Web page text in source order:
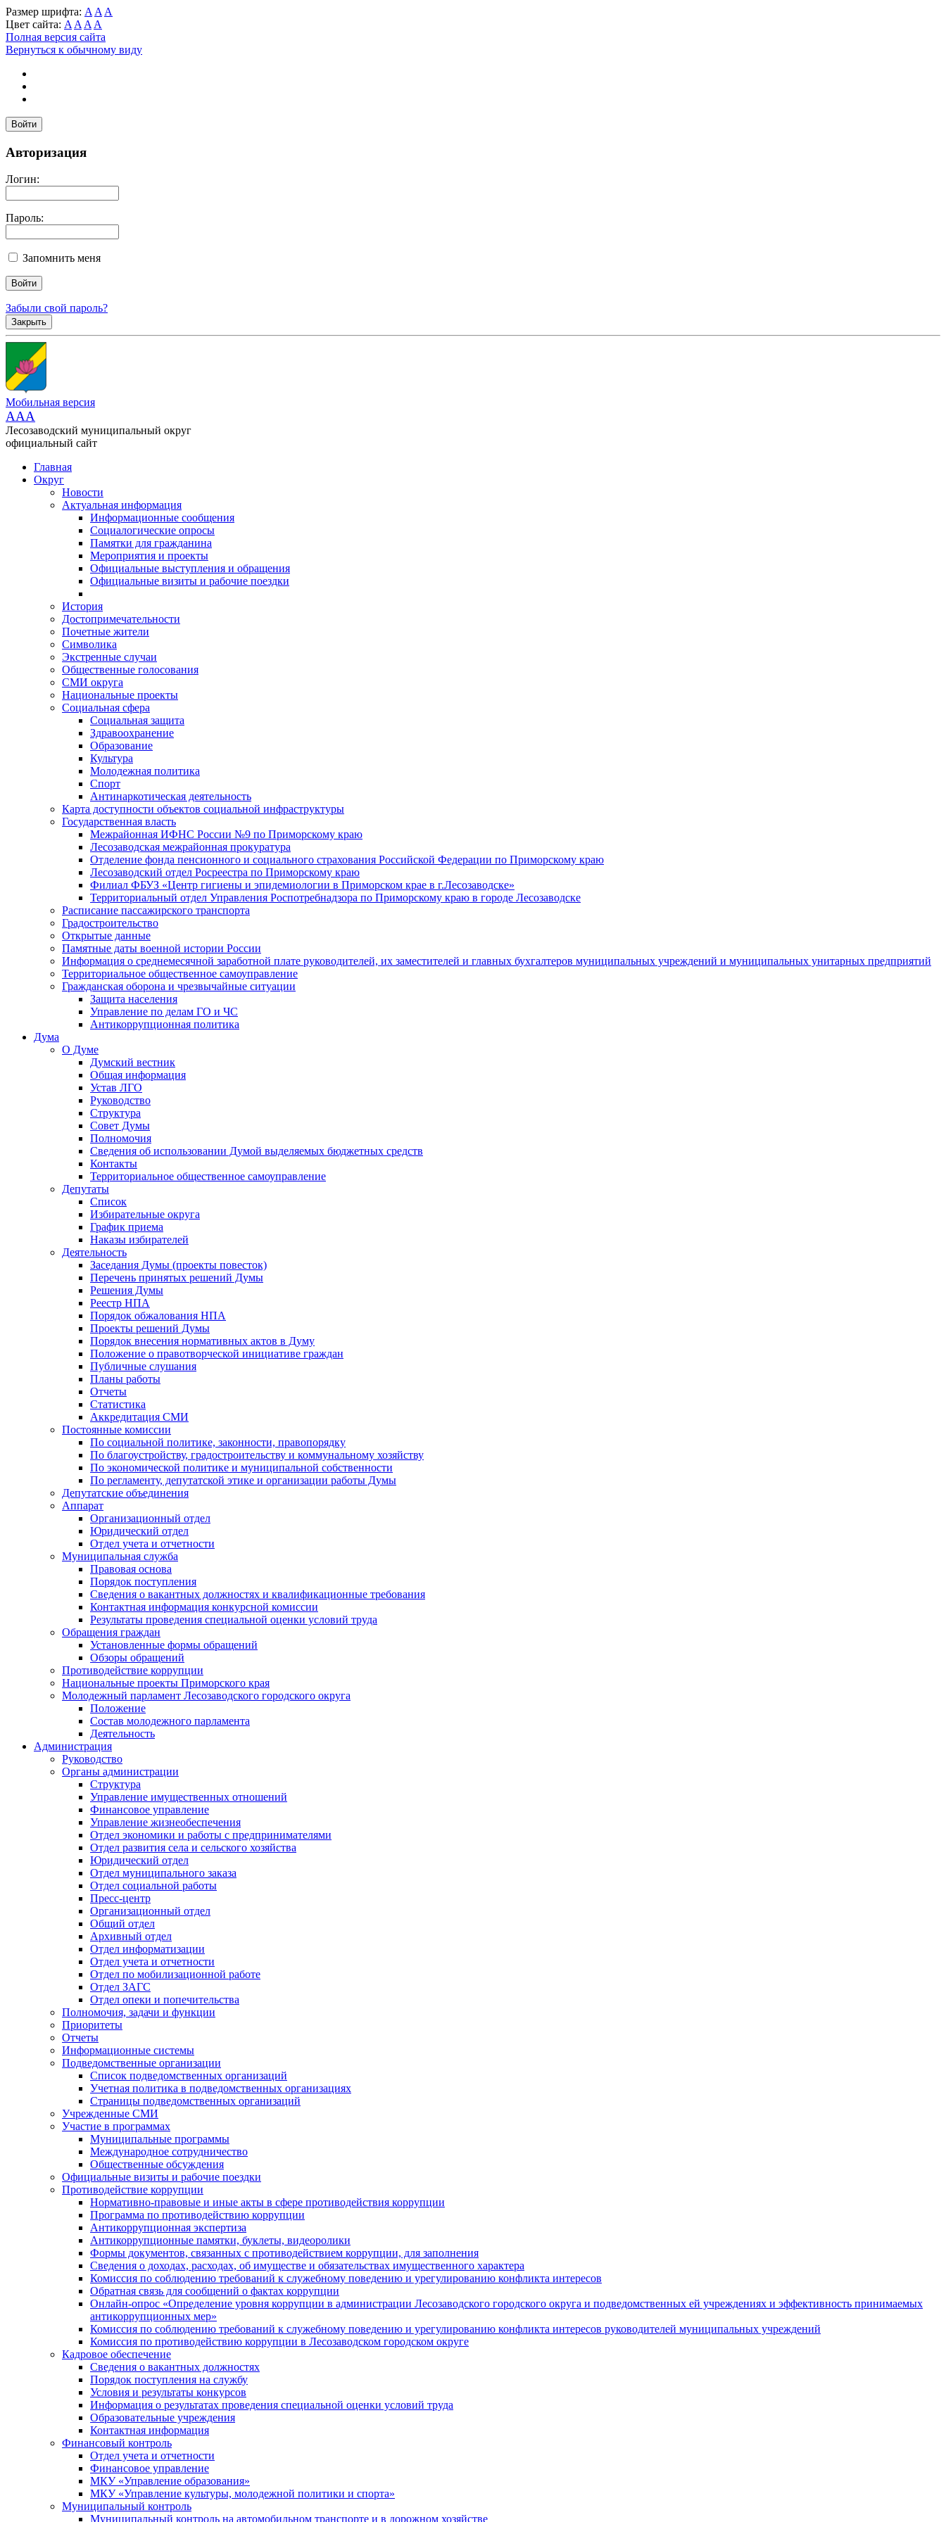
Размер шрифта: A A A
Цвет сайта: A A A A
Полная версия сайта
Вернуться к обычному виду
Войти
Авторизация
Логин:
Пароль:
Запомнить меня
Забыли свой пароль?
Закрыть
Мобильная версия
AAA
Лесозаводский муниципальный округ
официальный сайт
Главная
Округ
Новости
Актуальная информация
Информационные сообщения
Социалогические опросы
Памятки для гражданина
Мероприятия и проекты
Официальные выступления и обращения
Официальные визиты и рабочие поездки
История
Достопримечательности
Почетные жители
Символика
Экстренные случаи
Общественные голосования
СМИ округа
Национальные проекты
Социальная сфера
Социальная защита
Здравоохранение
Образование
Культура
Молодежная политика
Спорт
Антинаркотическая деятельность
Карта доступности объектов социальной инфраструктуры
Государственная власть
Межрайонная ИФНС России №9 по Приморскому краю
Лесозаводская межрайонная прокуратура
Отделение фонда пенсионного и социального страхования Российской Федерации по Приморскому краю
Лесозаводский отдел Росреестра по Приморскому краю
Филиал ФБУЗ «Центр гигиены и эпидемиологии в Приморском крае в г.Лесозаводске»
Территориальный отдел Управления Роспотребнадзора по Приморскому краю в городе Лесозаводске
Расписание пассажирского транспорта
Градостроительство
Открытые данные
Памятные даты военной истории России
Информация о среднемесячной заработной плате руководителей, их заместителей и главных бухгалтеров муниципальных учреждений и муниципальных унитарных предприятий
Территориальное общественное самоуправление
Гражданская оборона и чрезвычайные ситуации
Защита населения
Управление по делам ГО и ЧС
Антикоррупционная политика
Дума
О Думе
Думский вестник
Общая информация
Устав ЛГО
Руководство
Структура
Совет Думы
Полномочия
Сведения об использовании Думой выделяемых бюджетных средств
Контакты
Территориальное общественное самоуправление
Депутаты
Список
Избирательные округа
График приема
Наказы избирателей
Деятельность
Заседания Думы (проекты повесток)
Перечень принятых решений Думы
Решения Думы
Реестр НПА
Порядок обжалования НПА
Проекты решений Думы
Порядок внесения нормативных актов в Думу
Положение о правотворческой инициативе граждан
Публичные слушания
Планы работы
Отчеты
Статистика
Аккредитация СМИ
Постоянные комиссии
По социальной политике, законности, правопорядку
По благоустройству, градостроительству и коммунальному хозяйству
По экономической политике и муниципальной собственности
По регламенту, депутатской этике и организации работы Думы
Депутатские объединения
Аппарат
Организационный отдел
Юридический отдел
Отдел учета и отчетности
Муниципальная служба
Правовая основа
Порядок поступления
Сведения о вакантных должностях и квалификационные требования
Контактная информация конкурсной комиссии
Результаты проведения специальной оценки условий труда
Обращения граждан
Установленные формы обращений
Обзоры обращений
Противодействие коррупции
Национальные проекты Приморского края
Молодежный парламент Лесозаводского городского округа
Положение
Состав молодежного парламента
Деятельность
Администрация
Руководство
Органы администрации
Структура
Управление имущественных отношений
Финансовое управление
Управление жизнеобеспечения
Отдел экономики и работы с предпринимателями
Отдел развития села и сельского хозяйства
Юридический отдел
Отдел муниципального заказа
Отдел социальной работы
Пресс-центр
Организационный отдел
Общий отдел
Архивный отдел
Отдел информатизации
Отдел учета и отчетности
Отдел по мобилизационной работе
Отдел ЗАГС
Отдел опеки и попечительства
Полномочия, задачи и функции
Приоритеты
Отчеты
Информационные системы
Подведомственные организации
Список подведомственных организаций
Учетная политика в подведомственных организациях
Страницы подведомственных организаций
Учрежденные СМИ
Участие в программах
Муниципальные программы
Международное сотрудничество
Общественные обсуждения
Официальные визиты и рабочие поездки
Противодействие коррупции
Нормативно-правовые и иные акты в сфере противодействия коррупции
Программа по противодействию коррупции
Антикоррупционная экспертиза
Антикоррупционные памятки, буклеты, видеоролики
Формы документов, связанных с противодействием коррупции, для заполнения
Сведения о доходах, расходах, об имуществе и обязательствах имущественного характера
Комиссия по соблюдению требований к служебному поведению и урегулированию конфликта интересов
Обратная связь для сообщений о фактах коррупции
Онлайн-опрос «Определение уровня коррупции в администрации Лесозаводского городского округа и подведомственных ей учреждениях и эффективность принимаемых
антикоррупционных мер»
Комиссия по соблюдению требований к служебному поведению и урегулированию конфликта интересов руководителей муниципальных учреждений
Комиссия по противодействию коррупции в Лесозаводском городском округе
Кадровое обеспечение
Сведения о вакантных должностях
Порядок поступления на службу
Условия и результаты конкурсов
Информация о результатах проведения специальной оценки условий труда
Образовательные учреждения
Контактная информация
Финансовый контроль
Отдел учета и отчетности
Финансовое управление
МКУ «Управление образования»
МКУ «Управление культуры, молодежной политики и спорта»
Муниципальный контроль
Муниципальный контроль на автомобильном транспорте и в дорожном хозяйстве